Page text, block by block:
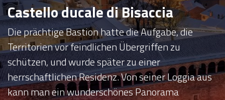
Castello ducale di Bisaccia
Die prächtige Bastion hatte die Aufgabe, die
Territorien vor feindlichen Übergriffen zu
schützen, und wurde später zu einer
herrschaftlichen Residenz. Von seiner Loggia aus
kann man ein wunderschönes Panorama